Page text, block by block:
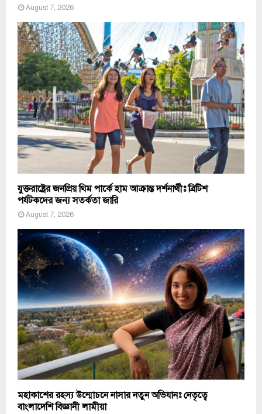
August 7, 2026
যুক্তরাষ্ট্রের জনপ্রিয় থিম পার্কে হাম আক্রান্ত দর্শনার্থীঃ ব্রিটিশ
পর্যটকদের জন্য সতর্কতা জারি
August 7, 2026
মহাকাশের রহস্য উন্মোচনে নাসার নতুন অভিযানঃ নেতৃত্বে
বাংলাদেশি বিজ্ঞানী লামীয়া